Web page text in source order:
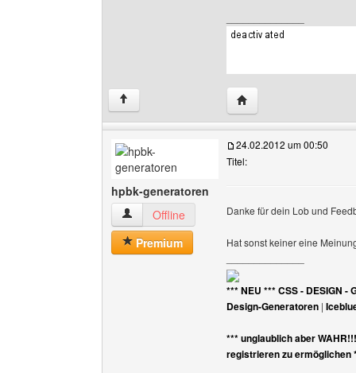
↑ Website dieses
hpbk-generatoren
hpbk-generatoren Benutzer-Profile anzeigen
Offline
Premium
24.02.2012 um 00:50
Titel:
Danke für dein Lob und
Hat sonst keiner eine
*** NEU *** CSS - DESIGN -
Design-Generatoren |
*** unglaublich aber
registrieren zu ermöglichen